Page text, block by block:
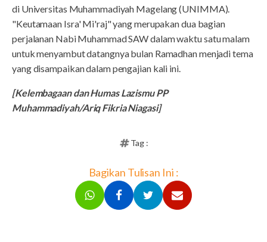
di Universitas Muhammadiyah Magelang (UNIMMA).
"Keutamaan Isra' Mi'raj" yang merupakan dua bagian
perjalanan Nabi Muhammad SAW dalam waktu satu malam
untuk menyambut datangnya bulan Ramadhan menjadi tema
yang disampaikan dalam pengajian kali ini.
[Kelembagaan dan Humas Lazismu PP
Muhammadiyah/Ariq Fikria Niagasi]
Tag :
Bagikan Tulisan Ini :